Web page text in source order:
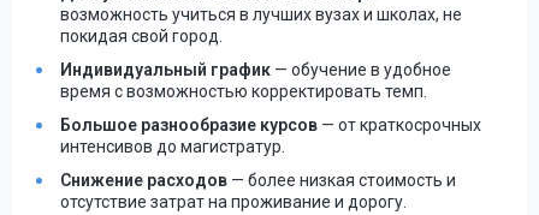
возможность учиться в лучших вузах и школах, не
покидая свой город.
Индивидуальный график — обучение в удобное
время с возможностью корректировать темп.
Большое разнообразие курсов — от краткосрочных
интенсивов до магистратур.
Снижение расходов — более низкая стоимость и
отсутствие затрат на проживание и дорогу.